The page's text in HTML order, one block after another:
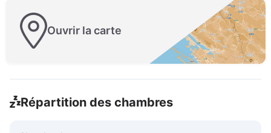
Ouvrir la carte
Répartition des chambres